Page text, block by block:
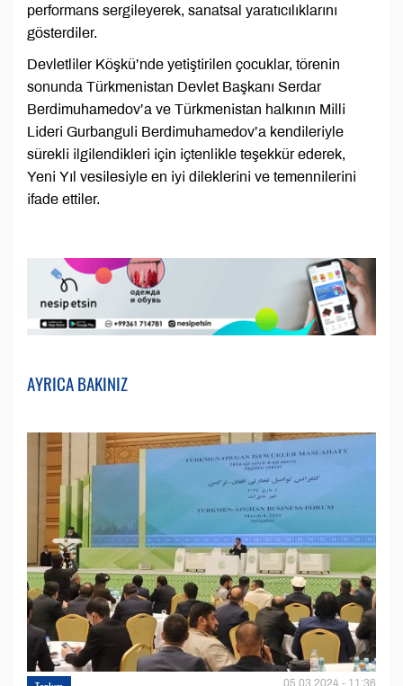
performans sergileyerek, sanatsal yaratıcılıklarını
gösterdiler.
Devletliler Köşkü’nde yetiştirilen çocuklar, törenin
sonunda Türkmenistan Devlet Başkanı Serdar
Berdimuhamedov’a ve Türkmenistan halkının Milli
Lideri Gurbanguli Berdimuhamedov’a kendileriyle
sürekli ilgilendikleri için içtenlikle teşekkür ederek,
Yeni Yıl vesilesiyle en iyi dileklerini ve temennilerini
ifade ettiler.
AYRICA BAKINIZ
05.03.2024 - 11:36